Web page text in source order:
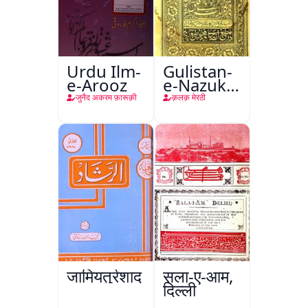
Urdu Ilm-
e-Arooz
जुनैद अकरम फ़ारूक़ी
Gulistan-
e-Nazuk
Khayal
क़लक़ मेरठी
जामियतुर्रशाद सला-ए-आम,
दिल्ली